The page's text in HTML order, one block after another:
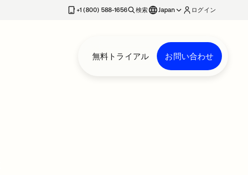
+1 (800) 588-1656 検索 Japan ログイン
無料トライアル お問い合わせ